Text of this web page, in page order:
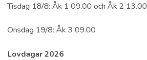
Tisdag 18/8: Åk 1 09.00 och Åk 2 13.00
Onsdag 19/8: Åk 3 09.00
Lovdagar 2026